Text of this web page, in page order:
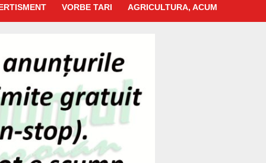
VORBE TARI AGRICULTURA, ACUM